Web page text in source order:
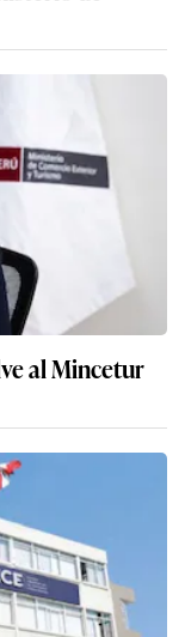
ejecutiva del